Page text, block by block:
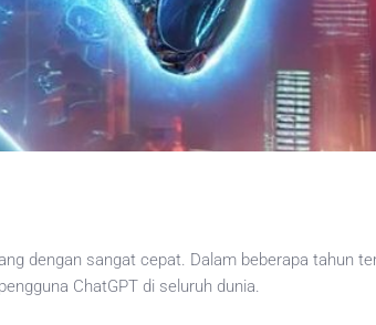
dengan sangat cepat. Dalam beberapa tahun
ChatGPT di seluruh dunia.